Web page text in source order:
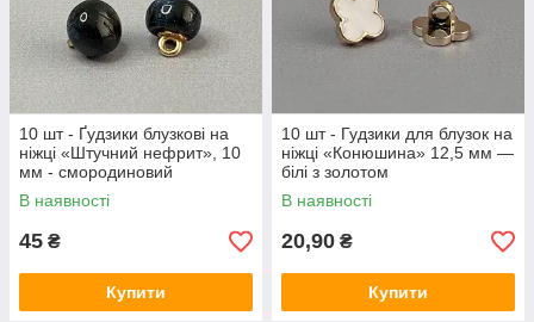
10 шт - Ґудзики блузкові на
ніжці «Штучний нефрит», 10
мм - смородиновий
В наявності
45 ₴
Купити
10 шт - Гудзики для блузок на
ніжці «Конюшина» 12,5 мм —
білі з золотом
В наявності
20,90 ₴
Купити